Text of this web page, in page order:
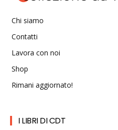
Chi siamo
Contatti
Lavora con noi
Shop
Rimani aggiornato!
I LIBRI DI CDT